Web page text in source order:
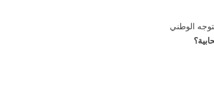
الوطني